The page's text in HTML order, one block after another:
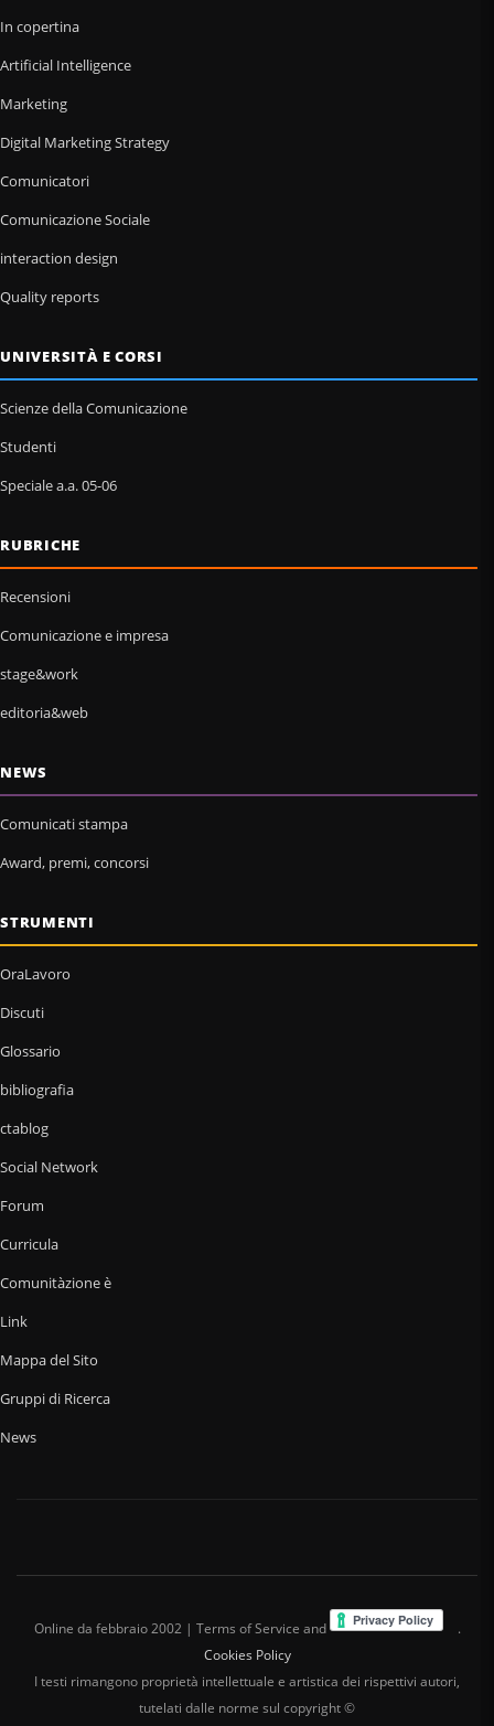
In copertina
Artificial Intelligence
Marketing
Digital Marketing Strategy
Comunicatori
Comunicazione Sociale
interaction design
Quality reports
UNIVERSITÀ E CORSI
Scienze della Comunicazione
Studenti
Speciale a.a. 05-06
RUBRICHE
Recensioni
Comunicazione e impresa
stage&work
editoria&web
NEWS
Comunicati stampa
Award, premi, concorsi
STRUMENTI
OraLavoro
Discuti
Glossario
bibliografia
ctablog
Social Network
Forum
Curricula
Comunitàzione è
Link
Mappa del Sito
Gruppi di Ricerca
News
Online da febbraio 2002 | Terms of Service and
.
Cookies Policy
I testi rimangono proprietà intellettuale e artistica dei rispettivi autori,
tutelati dalle norme sul copyright ©